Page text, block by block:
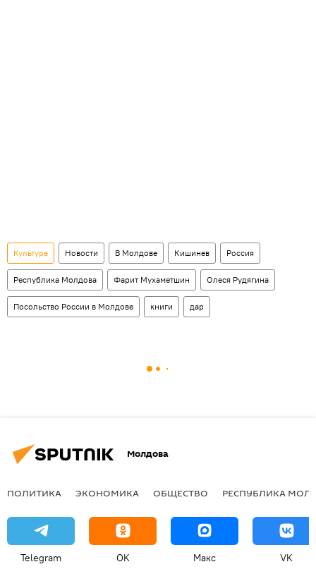
Культура Новости В Молдове Кишинев Россия
Республика Молдова Фарит Мухаметшин Олеся Рудягина
Посольство России в Молдове книги дар
Молдова
ПОЛИТИКА ЭКОНОМИКА ОБЩЕСТВО РЕСПУБЛИКА
Telegram OK Макс VK